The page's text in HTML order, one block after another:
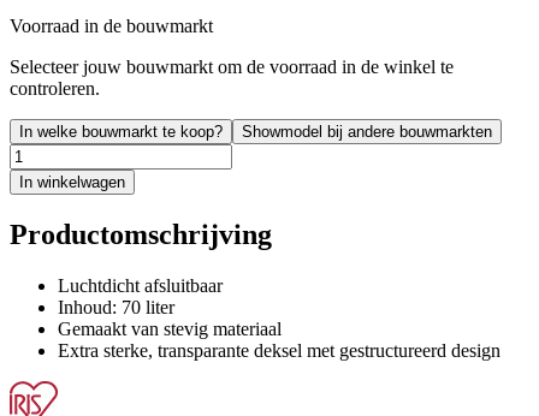
Voorraad in de bouwmarkt
Selecteer jouw bouwmarkt om de voorraad in de winkel te
controleren.
In welke bouwmarkt te koop? Showmodel bij andere bouwmarkten
In winkelwagen
Productomschrijving
Luchtdicht afsluitbaar
Inhoud: 70 liter
Gemaakt van stevig materiaal
Extra sterke, transparante deksel met gestructureerd design